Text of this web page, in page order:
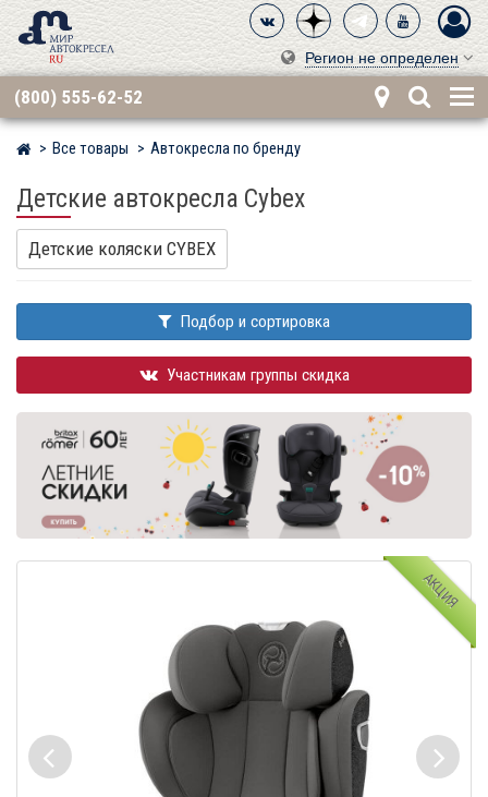
Регион не определен
(800) 555-62-52
Мир детских автокресел
Все товары Автокресла по бренду
Детские автокресла Cybex
Детские коляски CYBEX
Подбор и сортировка
Участникам группы скидка
АКЦИЯ